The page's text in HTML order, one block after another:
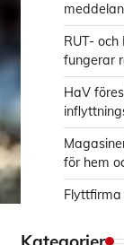
RUT-
fungerar
HaV
för hem